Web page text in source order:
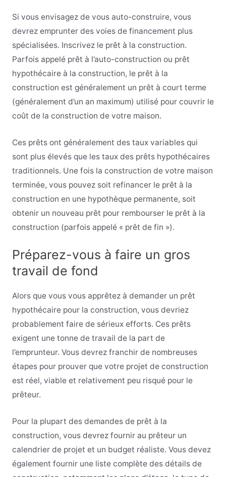
Si vous envisagez de vous auto-construire, vous
devrez emprunter des voies de financement plus
spécialisées. Inscrivez le prêt à la construction.
Parfois appelé prêt à l’auto-construction ou prêt
hypothécaire à la construction, le prêt à la
construction est généralement un prêt à court terme
(généralement d’un an maximum) utilisé pour couvrir le
coût de la construction de votre maison.
Ces prêts ont généralement des taux variables qui
sont plus élevés que les taux des prêts hypothécaires
traditionnels. Une fois la construction de votre maison
terminée, vous pouvez soit refinancer le prêt à la
construction en une hypothèque permanente, soit
obtenir un nouveau prêt pour rembourser le prêt à la
construction (parfois appelé « prêt de fin »).
Préparez-vous à faire un gros
travail de fond
Alors que vous vous apprêtez à demander un prêt
hypothécaire pour la construction, vous devriez
probablement faire de sérieux efforts. Ces prêts
exigent une tonne de travail de la part de
l’emprunteur. Vous devrez franchir de nombreuses
étapes pour prouver que votre projet de construction
est réel, viable et relativement peu risqué pour le
prêteur.
Pour la plupart des demandes de prêt à la
construction, vous devrez fournir au prêteur un
calendrier de projet et un budget réaliste. Vous devez
également fournir une liste complète des détails de